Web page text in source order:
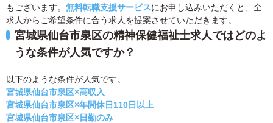
もございます。 無料転職支援サービスにお申し込みいただくと、全
求人からご希望条件に合う求人を提案させていただきます。
宮城県仙台市泉区の精神保健福祉士求人ではどのよ
うな条件が人気ですか？
以下のような条件が人気です。
宮城県仙台市泉区×高収入
宮城県仙台市泉区×年間休日110日以上
宮城県仙台市泉区×日勤のみ